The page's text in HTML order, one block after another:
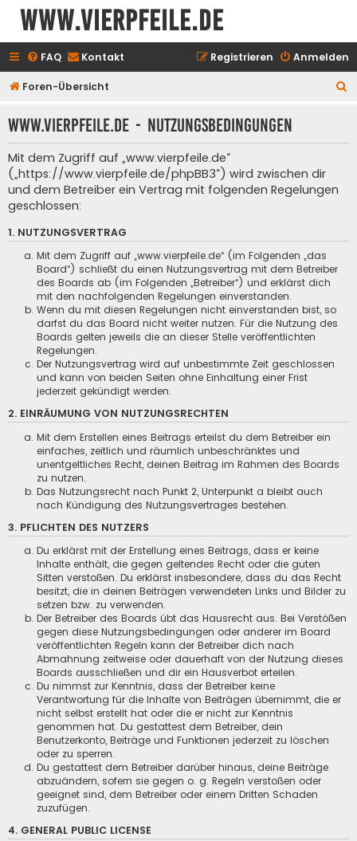
www.vierpfeile.de
FAQ Kontakt Anmelden
Registrieren
Foren-Übersicht
h
www.vierpfeile.de - Nutzungsbedingungen
Mit dem Zugriff auf „www.vierpfeile.de“
(„https://www.vierpfeile.de/phpBB3“) wird zwischen dir
und dem Betreiber ein Vertrag mit folgenden Regelungen
geschlossen:
1. NUTZUNGSVERTRAG
Mit dem Zugriff auf „www.vierpfeile.de“ (im Folgenden „das
Board“) schließt du einen Nutzungsvertrag mit dem Betreiber
des Boards ab (im Folgenden „Betreiber“) und erklärst dich
mit den nachfolgenden Regelungen einverstanden.
Wenn du mit diesen Regelungen nicht einverstanden bist, so
darfst du das Board nicht weiter nutzen. Für die Nutzung des
Boards gelten jeweils die an dieser Stelle veröffentlichten
Regelungen.
Der Nutzungsvertrag wird auf unbestimmte Zeit geschlossen
und kann von beiden Seiten ohne Einhaltung einer Frist
jederzeit gekündigt werden.
2. EINRÄUMUNG VON NUTZUNGSRECHTEN
Mit dem Erstellen eines Beitrags erteilst du dem Betreiber ein
einfaches, zeitlich und räumlich unbeschränktes und
unentgeltliches Recht, deinen Beitrag im Rahmen des Boards
zu nutzen.
Das Nutzungsrecht nach Punkt 2, Unterpunkt a bleibt auch
nach Kündigung des Nutzungsvertrages bestehen.
3. PFLICHTEN DES NUTZERS
Du erklärst mit der Erstellung eines Beitrags, dass er keine
Inhalte enthält, die gegen geltendes Recht oder die guten
Sitten verstoßen. Du erklärst insbesondere, dass du das Recht
besitzt, die in deinen Beiträgen verwendeten Links und Bilder zu
setzen bzw. zu verwenden.
Der Betreiber des Boards übt das Hausrecht aus. Bei Verstößen
gegen diese Nutzungsbedingungen oder anderer im Board
veröffentlichten Regeln kann der Betreiber dich nach
Abmahnung zeitweise oder dauerhaft von der Nutzung dieses
Boards ausschließen und dir ein Hausverbot erteilen.
Du nimmst zur Kenntnis, dass der Betreiber keine
Verantwortung für die Inhalte von Beiträgen übernimmt, die er
nicht selbst erstellt hat oder die er nicht zur Kenntnis
genommen hat. Du gestattest dem Betreiber, dein
Benutzerkonto, Beiträge und Funktionen jederzeit zu löschen
oder zu sperren.
Du gestattest dem Betreiber darüber hinaus, deine Beiträge
abzuändern, sofern sie gegen o. g. Regeln verstoßen oder
geeignet sind, dem Betreiber oder einem Dritten Schaden
zuzufügen.
4. GENERAL PUBLIC LICENSE